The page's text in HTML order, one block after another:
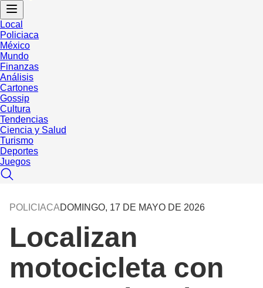
Local
Policiaca
México
Mundo
Finanzas
Análisis
Cartones
Gossip
Cultura
Tendencias
Ciencia y Salud
Turismo
Deportes
Juegos
POLICIACADOMINGO, 17 DE MAYO DE 2026
Localizan
motocicleta con